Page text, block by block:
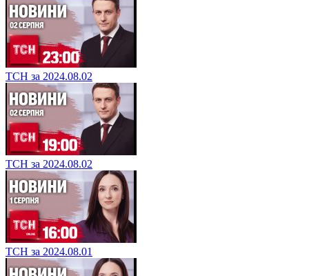
ТСН за 2024.08.02
ТСН за 2024.08.02
ТСН за 2024.08.01